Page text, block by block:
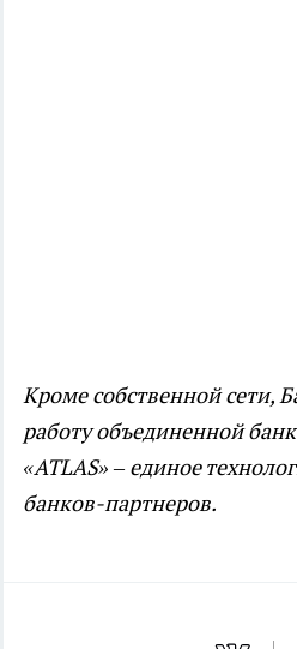
Кроме собственной сети,
работу объединенной
«ATLAS» – единое
банков-партнеров.